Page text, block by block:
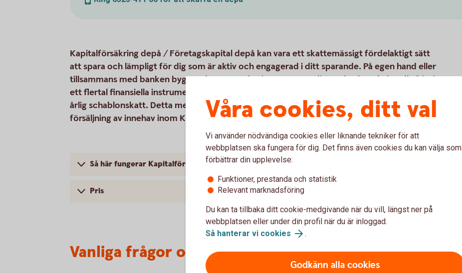
Kapitalförsäkring depå / Företagskapital depå kan vara ett skattemässigt fördelaktigt sätt
att spara och lämpligt för dig som är aktiv och engagerad i ditt sparande. På egen hand eller
tillsammans med banken bygger du upp en depå som passar dig. Sedan kan du handla fritt i
ett flertal finansiella instrument. I stället för kapitalbeskattning vid försäljning betalar du en
årlig schablonskatt. Detta medför att du inte behöver deklarera för vinster och förluster vid
försäljning av innehav inom Kapitalförsäkring depå / Företagskapital depå.
Så här fungerar Kapitalförsäkring depå / Företagskapital depå
Pris
Vanliga frågor och svar
Våra cookies, ditt val
Vi använder nödvändiga cookies eller liknande tekniker för att
webbplatsen ska fungera för dig. Det finns även cookies du kan välja som
förbättrar din upplevelse:
Funktioner, prestanda och statistik
Relevant marknadsföring
Du kan ta tillbaka ditt cookie-medgivande när du vill, längst ner på
webbplatsen eller under din profil när du är inloggad.
Så hanterar vi cookies
.
Godkänn alla cookies